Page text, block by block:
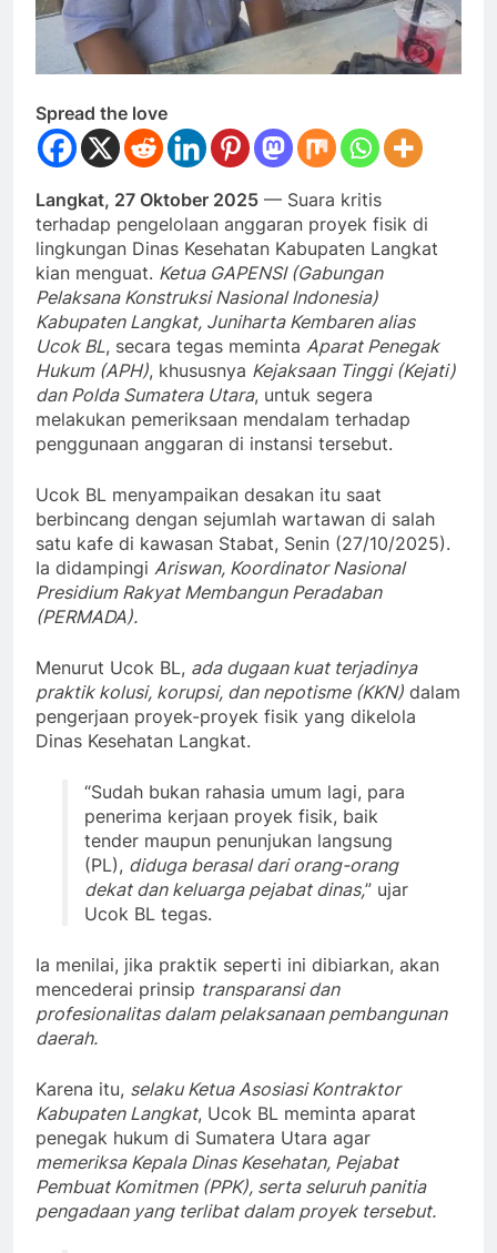
Spread the love
Langkat, 27 Oktober 2025 — Suara kritis
terhadap pengelolaan anggaran proyek fisik di
lingkungan Dinas Kesehatan Kabupaten Langkat
kian menguat. Ketua GAPENSI (Gabungan
Pelaksana Konstruksi Nasional Indonesia)
Kabupaten Langkat, Juniharta Kembaren alias
Ucok BL, secara tegas meminta Aparat Penegak
Hukum (APH), khususnya Kejaksaan Tinggi (Kejati)
dan Polda Sumatera Utara, untuk segera
melakukan pemeriksaan mendalam terhadap
penggunaan anggaran di instansi tersebut.
Ucok BL menyampaikan desakan itu saat
berbincang dengan sejumlah wartawan di salah
satu kafe di kawasan Stabat, Senin (27/10/2025).
Ia didampingi Ariswan, Koordinator Nasional
Presidium Rakyat Membangun Peradaban
(PERMADA).
Menurut Ucok BL, ada dugaan kuat terjadinya
praktik kolusi, korupsi, dan nepotisme (KKN) dalam
pengerjaan proyek-proyek fisik yang dikelola
Dinas Kesehatan Langkat.
“Sudah bukan rahasia umum lagi, para
penerima kerjaan proyek fisik, baik
tender maupun penunjukan langsung
(PL), diduga berasal dari orang-orang
dekat dan keluarga pejabat dinas,” ujar
Ucok BL tegas.
Ia menilai, jika praktik seperti ini dibiarkan, akan
mencederai prinsip transparansi dan
profesionalitas dalam pelaksanaan pembangunan
daerah.
Karena itu, selaku Ketua Asosiasi Kontraktor
Kabupaten Langkat, Ucok BL meminta aparat
penegak hukum di Sumatera Utara agar
memeriksa Kepala Dinas Kesehatan, Pejabat
Pembuat Komitmen (PPK), serta seluruh panitia
pengadaan yang terlibat dalam proyek tersebut.